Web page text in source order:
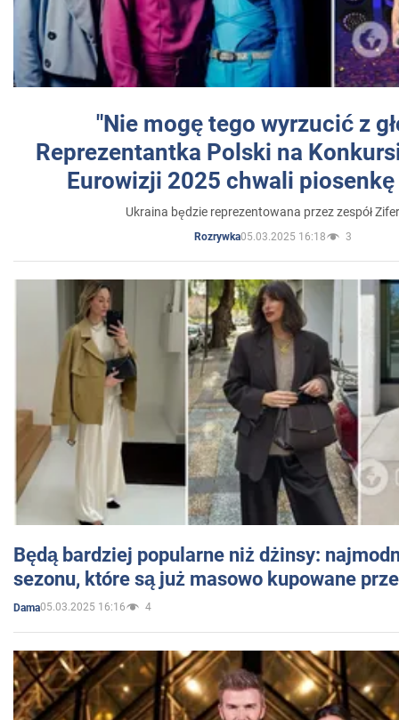
"Nie mogę tego wyrzucić z
Reprezentantka Polski na
Eurowizji 2025 chwali
Ukraina będzie reprezentowana przez zespół
Rozrywka05.03.2025 16:18 3
Będą bardziej popularne niż dżinsy:
sezonu, które są już masowo kupowane
Dama05.03.2025 16:16 4